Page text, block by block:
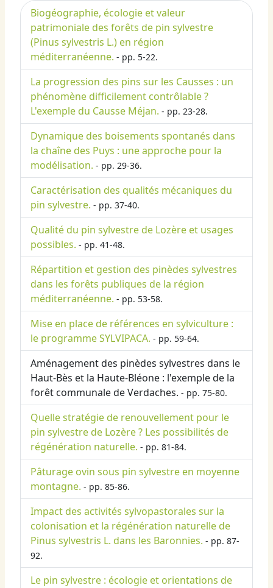
Biogéographie, écologie et valeur
patrimoniale des forêts de pin sylvestre
(Pinus sylvestris L.) en région
méditerranéenne. - pp. 5-22.
La progression des pins sur les Causses : un
phénomène difficilement contrôlable ?
L'exemple du Causse Méjan. - pp. 23-28.
Dynamique des boisements spontanés dans
la chaîne des Puys : une approche pour la
modélisation. - pp. 29-36.
Caractérisation des qualités mécaniques du
pin sylvestre. - pp. 37-40.
Qualité du pin sylvestre de Lozère et usages
possibles. - pp. 41-48.
Répartition et gestion des pinèdes sylvestres
dans les forêts publiques de la région
méditerranéenne. - pp. 53-58.
Mise en place de références en sylviculture :
le programme SYLVIPACA. - pp. 59-64.
Aménagement des pinèdes sylvestres dans le
Haut-Bès et la Haute-Bléone : l'exemple de la
forêt communale de Verdaches. - pp. 75-80.
Quelle stratégie de renouvellement pour le
pin sylvestre de Lozère ? Les possibilités de
régénération naturelle. - pp. 81-84.
Pâturage ovin sous pin sylvestre en moyenne
montagne. - pp. 85-86.
Impact des activités sylvopastorales sur la
colonisation et la régénération naturelle de
Pinus sylvestris L. dans les Baronnies. - pp. 87-
92.
Le pin sylvestre : écologie et orientations de